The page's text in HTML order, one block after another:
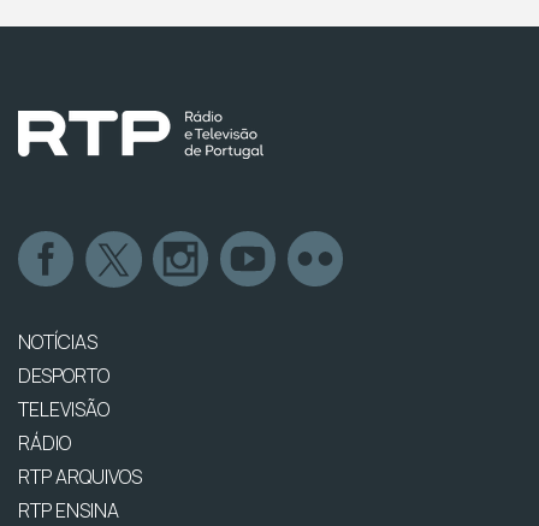
NOTÍCIAS
DESPORTO
TELEVISÃO
RÁDIO
RTP ARQUIVOS
RTP ENSINA